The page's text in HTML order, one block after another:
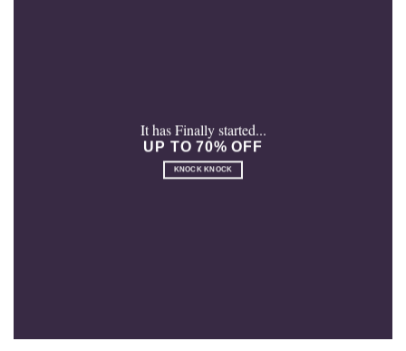
It has Finally started...
UP TO 70% OFF
KNOCK KNOCK